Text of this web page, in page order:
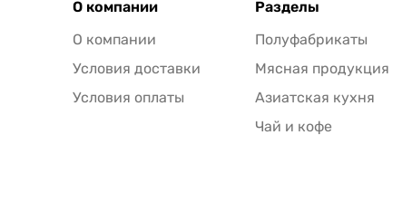
О компании
О компании
Условия доставки
Условия оплаты
Разделы
Полуфабрикаты
Мясная продукция
Азиатская кухня
Чай и кофе